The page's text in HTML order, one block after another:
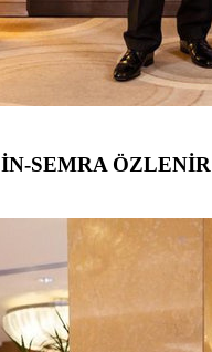
SEMRA ÖZLENİR